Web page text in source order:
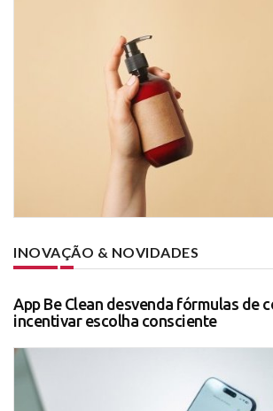
INOVAÇÃO & NOVIDADES
App Be Clean desvenda fórmulas de
incentivar escolha consciente